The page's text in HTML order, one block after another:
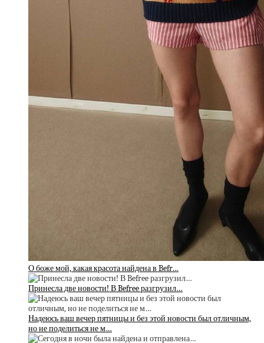
О боже мой, какая красота найдена в Befr…
Принесла две новости! В Befree разгрузил…
Надеюсь ваш вечер пятницы и без этой новости был отличным,
но не поделиться не м…